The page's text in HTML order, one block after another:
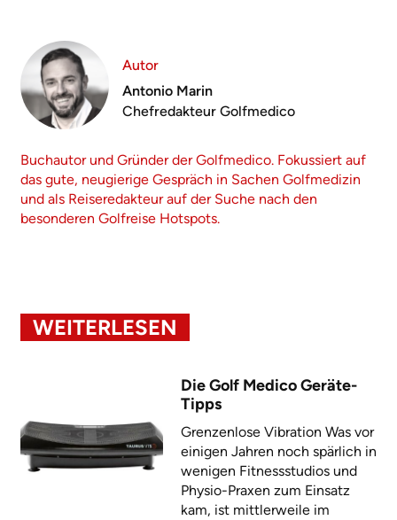
Autor
Antonio Marin
Chefredakteur Golfmedico
Buchautor und Gründer der Golfmedico. Fokussiert auf
das gute, neugierige Gespräch in Sachen Golfmedizin
und als Reiseredakteur auf der Suche nach den
besonderen Golfreise Hotspots.
WEITERLESEN
Die Golf Medico Geräte-
Tipps
Grenzenlose Vibration Was vor
einigen Jahren noch spärlich in
wenigen Fitnessstudios und
Physio-Praxen zum Einsatz
kam, ist mittlerweile im